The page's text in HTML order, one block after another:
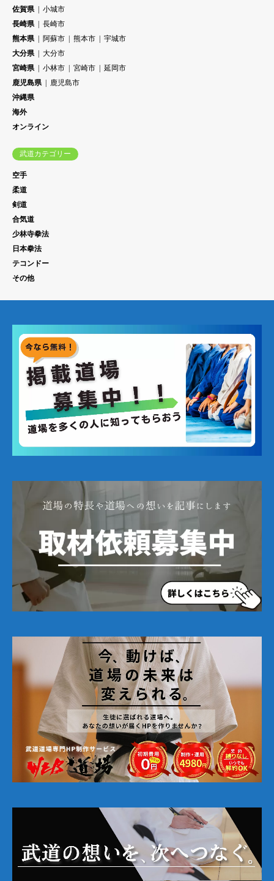
佐賀県
小城市
長崎県
長崎市
熊本県
阿蘇市 熊本市
宇城市
大分県
大分市
宮崎県
小林市 宮崎市
延岡市
鹿児島県
鹿児島市
沖縄県
海外
オンライン
武道カテゴリー
空手
柔道
剣道
合気道
少林寺拳法
日本拳法
テコンドー
その他